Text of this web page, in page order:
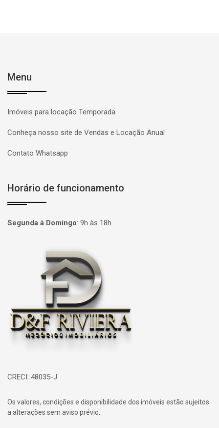
Menu
Imóveis para locação Temporada
Conheça nosso site de Vendas e Locação Anual
Contato Whatsapp
Horário de funcionamento
Segunda à Domingo: 9h às 18h
Página inicial
CRECI: 48035-J
Os valores, condições e disponibilidade dos imóveis estão sujeitos
a alterações sem aviso prévio.